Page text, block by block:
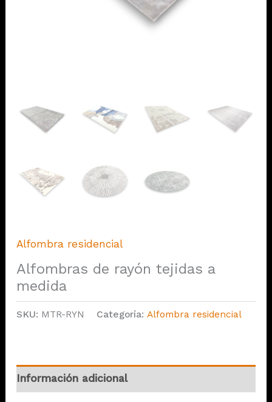
Alfombra residencial
Alfombras de rayón tejidas a
medida
SKU: MTR-RYN Categoría: Alfombra residencial
Información adicional